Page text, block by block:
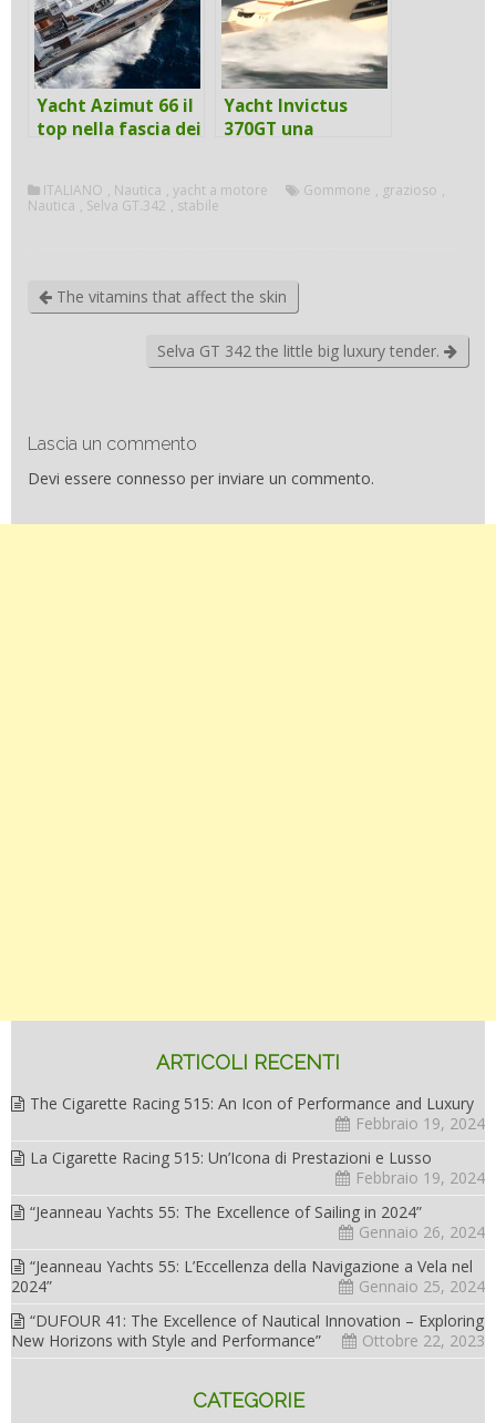
Yacht Azimut 66 il
top nella fascia dei
Yacht Invictus
370GT una
eleganza
ITALIANO , Nautica , yacht a motore Gommone , grazioso ,
Nautica , Selva GT.342 , stabile
The vitamins that affect the skin
Selva GT 342 the little big luxury tender.
Lascia un commento
Devi essere connesso per inviare un commento.
ARTICOLI RECENTI
The Cigarette Racing 515: An Icon of Performance and Luxury
Febbraio 19, 2024
La Cigarette Racing 515: Un’Icona di Prestazioni e Lusso
Febbraio 19, 2024
“Jeanneau Yachts 55: The Excellence of Sailing in 2024”
Gennaio 26, 2024
“Jeanneau Yachts 55: L’Eccellenza della Navigazione a Vela nel
2024”
Gennaio 25, 2024
“DUFOUR 41: The Excellence of Nautical Innovation – Exploring
New Horizons with Style and Performance”
Ottobre 22, 2023
CATEGORIE